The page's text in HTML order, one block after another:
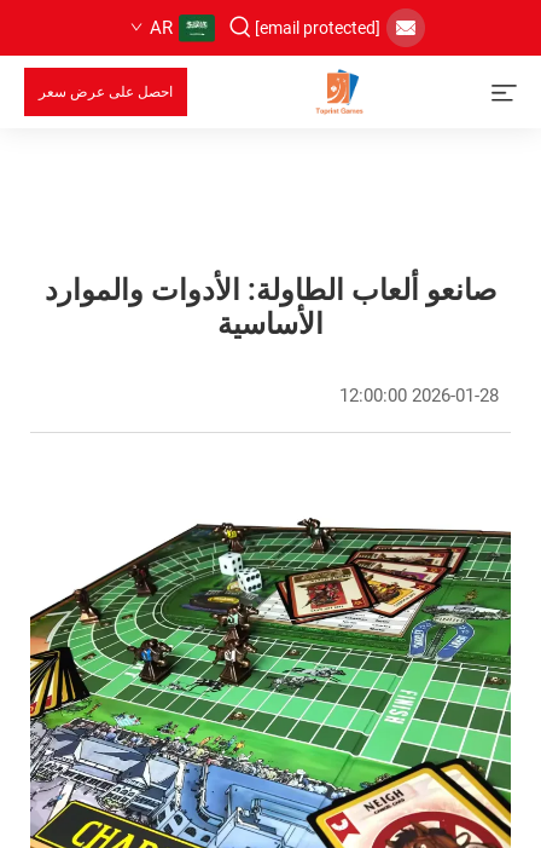
[email protected]
AR
احصل على عرض سعر
صانعو ألعاب الطاولة: الأدوات والموارد
الأساسية
2026-01-28 12:00:00